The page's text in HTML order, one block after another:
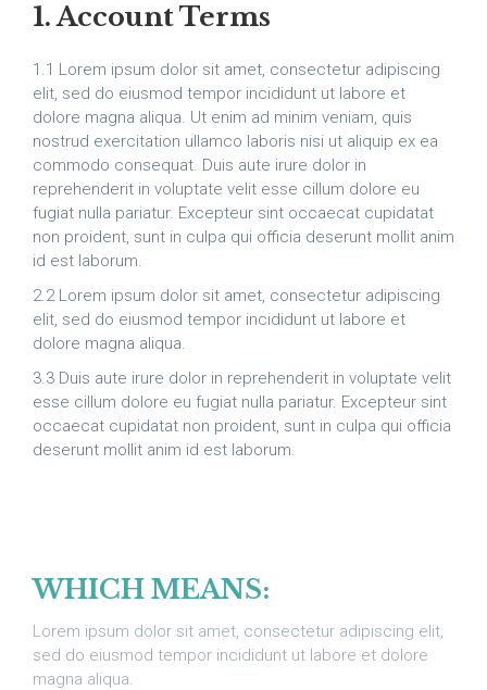
1. Account Terms
1.1 Lorem ipsum dolor sit amet, consectetur adipiscing
elit, sed do eiusmod tempor incididunt ut labore et
dolore magna aliqua. Ut enim ad minim veniam, quis
nostrud exercitation ullamco laboris nisi ut aliquip ex ea
commodo consequat. Duis aute irure dolor in
reprehenderit in voluptate velit esse cillum dolore eu
fugiat nulla pariatur. Excepteur sint occaecat cupidatat
non proident, sunt in culpa qui officia deserunt mollit anim
id est laborum.
2.2 Lorem ipsum dolor sit amet, consectetur adipiscing
elit, sed do eiusmod tempor incididunt ut labore et
dolore magna aliqua.
3.3 Duis aute irure dolor in reprehenderit in voluptate velit
esse cillum dolore eu fugiat nulla pariatur. Excepteur sint
occaecat cupidatat non proident, sunt in culpa qui officia
deserunt mollit anim id est laborum.
WHICH MEANS:
Lorem ipsum dolor sit amet, consectetur adipiscing elit,
sed do eiusmod tempor incididunt ut labore et dolore
magna aliqua.